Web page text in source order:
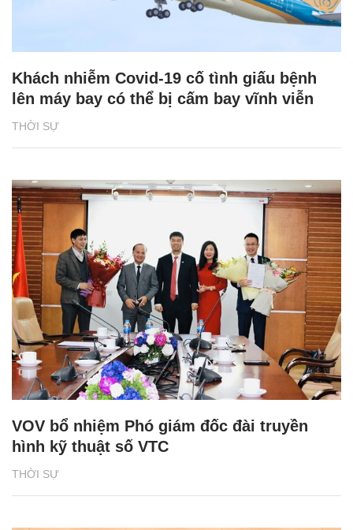
THỜI SỰ
Khách nhiễm Covid-19 cố tình giấu bệnh
lên máy bay có thể bị cấm bay vĩnh viễn
THỜI SỰ
VOV bổ nhiệm Phó giám đốc đài truyền
hình kỹ thuật số VTC